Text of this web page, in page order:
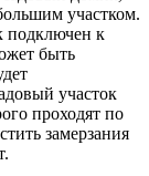
участком.
подключен к
быть
участок
проходят по
замерзания